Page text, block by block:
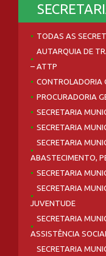
TODAS AS
AUTARQUIA DE
– ATTP
CONTROLADORIA
PROCURADORIA
SECRETARIA
SECRETARIA
SECRETARIA
ABASTECIMENTO,
SECRETARIA
SECRETARIA
JUVENTUDE
SECRETARIA
ASSISTÊNCIA SOCIAL
SECRETARIA